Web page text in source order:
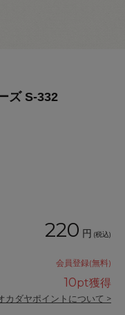
ズ S-332
220 円 (税込)
会員登録(無料)
10pt獲得
カダヤポイントについて >